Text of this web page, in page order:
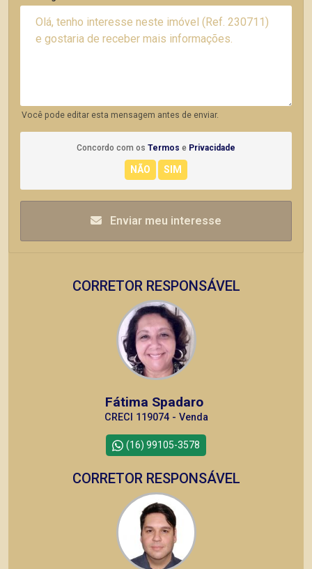
Você pode editar esta mensagem antes de enviar.
Concordo com os Termos e Privacidade
Enviar meu interesse
CORRETOR RESPONSÁVEL
Fátima Spadaro
CRECI 119074 - Venda
(16) 99105-3578
CORRETOR RESPONSÁVEL